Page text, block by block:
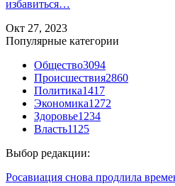
избавиться…
Окт 27, 2023
Популярные категории
Общество3094
Происшествия2860
Политика1417
Экономика1272
Здоровье1234
Власть1125
Выбор редакции:
Росавиация снова продлила